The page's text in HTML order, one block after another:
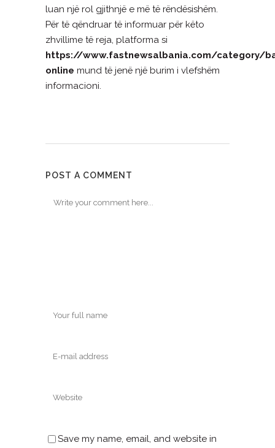
luan një rol gjithnjë e më të rëndësishëm.
Për të qëndruar të informuar për këto
zhvillime të reja, platforma si
https://www.fastnewsalbania.com/category/
online mund të jenë një burim i vlefshëm
informacioni.
POST A COMMENT
Save my name, email, and website in